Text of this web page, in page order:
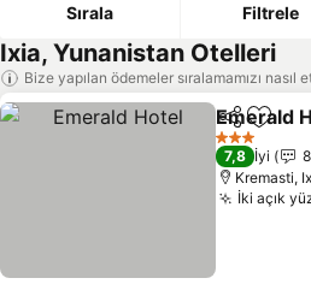
Sırala Filtrele
Ixia, Yunanistan Otelleri
Bize yapılan ödemeler sıralamamızı nasıl
Paylaş
Emerald
3 Yıldız
7,8 İyi
Kremasti,
İki açık